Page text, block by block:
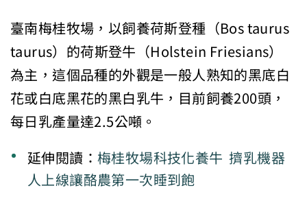
臺南梅桂牧場，以飼養荷斯登種（Bos taurus
taurus）的荷斯登牛（Holstein Friesians）
為主，這個品種的外觀是一般人熟知的黑底白
花或白底黑花的黑白乳牛，目前飼養200頭，
每日乳產量達2.5公噸。
延伸閱讀：梅桂牧場科技化養牛 擠乳機器
人上線讓酪農第一次睡到飽